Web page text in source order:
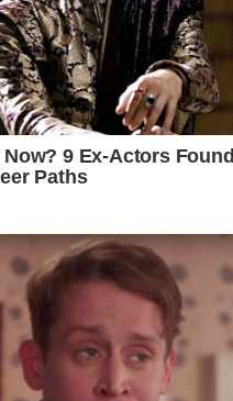
9 Ex-Actors Found
Paths